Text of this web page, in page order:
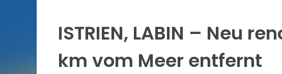
ISTRIEN, LABIN – Neu
km vom Meer entfernt